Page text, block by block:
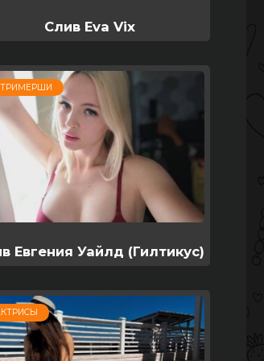
Слив Eva Vix
Евгения Уайлд (Гилтикус)